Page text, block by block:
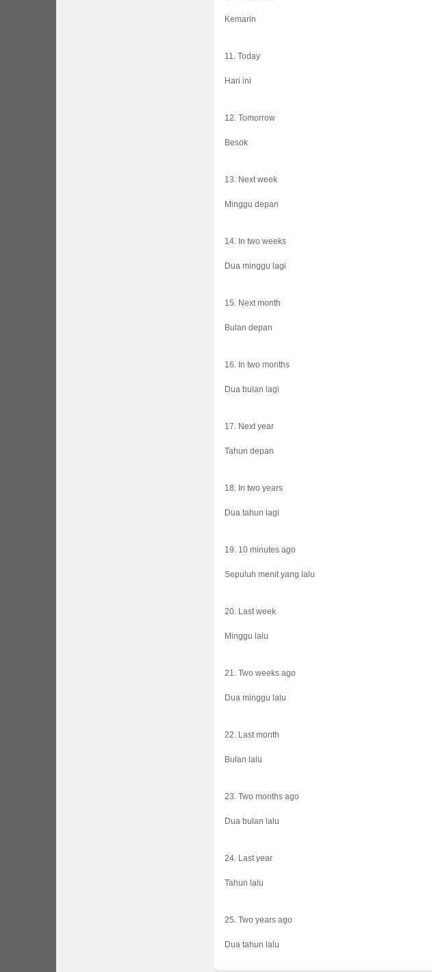
Kemarin
11. Today
Hari ini
12. Tomorrow
Besok
13. Next week
Minggu depan
14. In two weeks
Dua minggu lagi
15. Next month
Bulan depan
16. In two months
Dua bulan lagi
17. Next year
Tahun depan
18. In two years
Dua tahun lagi
19. 10 minutes ago
Sepuluh menit yang lalu
20. Last week
Minggu lalu
21. Two weeks ago
Dua minggu lalu
22. Last month
Bulan lalu
23. Two months ago
Dua bulan lalu
24. Last year
Tahun lalu
25. Two years ago
Dua tahun lalu